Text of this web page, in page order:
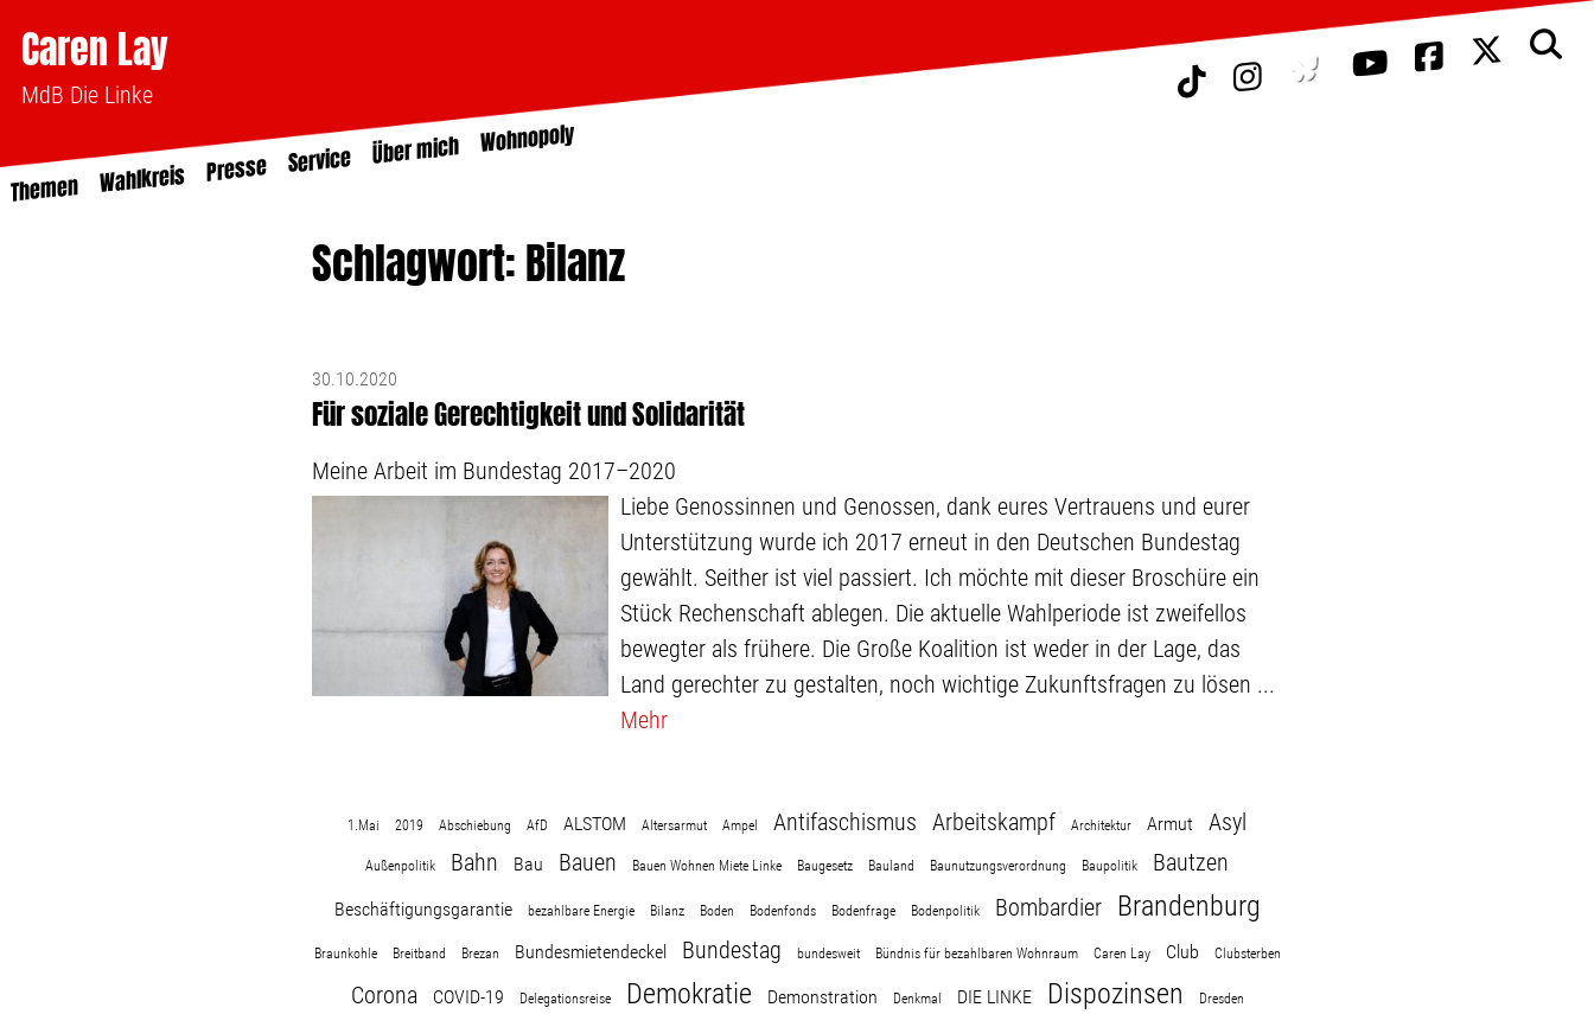
Caren Lay
MdB Die Linke
Themen Wahlkreis Presse Service Über mich Wohnopoly
Schlagwort: Bilanz
30.10.2020
Für soziale Gerechtigkeit und Solidarität
Meine Arbeit im Bundestag 2017–2020
Liebe Genossinnen und Genossen, dank eures Vertrauens und eurer
Unterstützung wurde ich 2017 erneut in den Deutschen Bundestag
gewählt. Seither ist viel passiert. Ich möchte mit dieser Broschüre ein
Stück Rechenschaft ablegen. Die aktuelle Wahlperiode ist zweifellos
bewegter als frühere. Die Große Koalition ist weder in der Lage, das
Land gerechter zu gestalten, noch wichtige Zukunftsfragen zu lösen ...
Mehr
1.Mai 2019 Abschiebung AfD ALSTOM Altersarmut Ampel Antifaschismus Arbeitskampf Architektur Armut Asyl
Außenpolitik Bahn Bau Bauen Bauen Wohnen Miete Linke Baugesetz Bauland Baunutzungsverordnung Baupolitik Bautzen
Beschäftigungsgarantie bezahlbare Energie Bilanz Boden Bodenfonds Bodenfrage Bodenpolitik Bombardier Brandenburg
Braunkohle Breitband Brezan Bundesmietendeckel Bundestag bundesweit Bündnis für bezahlbaren Wohnraum Caren Lay Club Clubsterben
Corona COVID-19 Delegationsreise Demokratie Demonstration Denkmal DIE LINKE Dispozinsen Dresden